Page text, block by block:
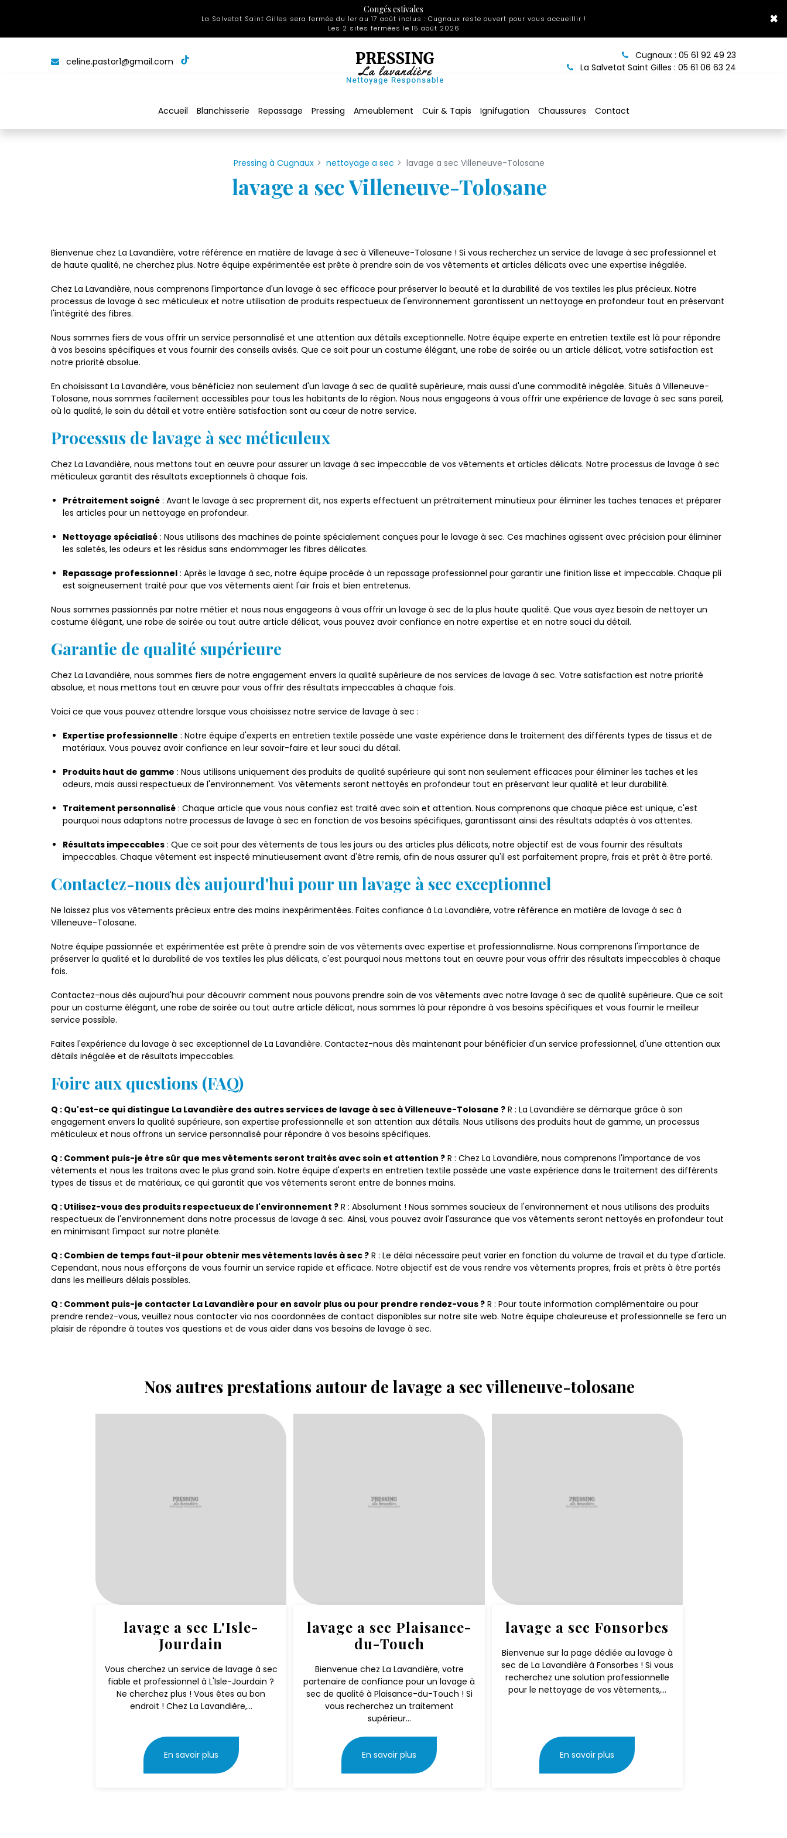
Congés estivales
La Salvetat Saint Gilles sera fermée du 1er au 17 août inclus : Cugnaux reste ouvert pour vous accueillir !
Les 2 sites fermées le 15 août 2026
×
celine.pastor1@gmail.com
Cugnaux : 05 61 92 49 23
La Salvetat Saint Gilles : 05 61 06 63 24
Accueil Blanchisserie Repassage Pressing Ameublement Cuir & Tapis Ignifugation Chaussures Contact
Pressing à Cugnaux nettoyage a sec lavage a sec Villeneuve-Tolosane
lavage a sec Villeneuve-Tolosane
Bienvenue chez La Lavandière, votre référence en matière de lavage à sec à Villeneuve-Tolosane ! Si vous recherchez un service de lavage à sec professionnel et
de haute qualité, ne cherchez plus. Notre équipe expérimentée est prête à prendre soin de vos vêtements et articles délicats avec une expertise inégalée.
Chez La Lavandière, nous comprenons l'importance d'un lavage à sec efficace pour préserver la beauté et la durabilité de vos textiles les plus précieux. Notre
processus de lavage à sec méticuleux et notre utilisation de produits respectueux de l'environnement garantissent un nettoyage en profondeur tout en préservant
l'intégrité des fibres.
Nous sommes fiers de vous offrir un service personnalisé et une attention aux détails exceptionnelle. Notre équipe experte en entretien textile est là pour répondre
à vos besoins spécifiques et vous fournir des conseils avisés. Que ce soit pour un costume élégant, une robe de soirée ou un article délicat, votre satisfaction est
notre priorité absolue.
En choisissant La Lavandière, vous bénéficiez non seulement d'un lavage à sec de qualité supérieure, mais aussi d'une commodité inégalée. Situés à Villeneuve-
Tolosane, nous sommes facilement accessibles pour tous les habitants de la région. Nous nous engageons à vous offrir une expérience de lavage à sec sans pareil,
où la qualité, le soin du détail et votre entière satisfaction sont au cœur de notre service.
Processus de lavage à sec méticuleux
Chez La Lavandière, nous mettons tout en œuvre pour assurer un lavage à sec impeccable de vos vêtements et articles délicats. Notre processus de lavage à sec
méticuleux garantit des résultats exceptionnels à chaque fois.
Prétraitement soigné : Avant le lavage à sec proprement dit, nos experts effectuent un prétraitement minutieux pour éliminer les taches tenaces et préparer
les articles pour un nettoyage en profondeur.
Nettoyage spécialisé : Nous utilisons des machines de pointe spécialement conçues pour le lavage à sec. Ces machines agissent avec précision pour éliminer
les saletés, les odeurs et les résidus sans endommager les fibres délicates.
Repassage professionnel : Après le lavage à sec, notre équipe procède à un repassage professionnel pour garantir une finition lisse et impeccable. Chaque pli
est soigneusement traité pour que vos vêtements aient l'air frais et bien entretenus.
Nous sommes passionnés par notre métier et nous nous engageons à vous offrir un lavage à sec de la plus haute qualité. Que vous ayez besoin de nettoyer un
costume élégant, une robe de soirée ou tout autre article délicat, vous pouvez avoir confiance en notre expertise et en notre souci du détail.
Garantie de qualité supérieure
Chez La Lavandière, nous sommes fiers de notre engagement envers la qualité supérieure de nos services de lavage à sec. Votre satisfaction est notre priorité
absolue, et nous mettons tout en œuvre pour vous offrir des résultats impeccables à chaque fois.
Voici ce que vous pouvez attendre lorsque vous choisissez notre service de lavage à sec :
Expertise professionnelle : Notre équipe d'experts en entretien textile possède une vaste expérience dans le traitement des différents types de tissus et de
matériaux. Vous pouvez avoir confiance en leur savoir-faire et leur souci du détail.
Produits haut de gamme : Nous utilisons uniquement des produits de qualité supérieure qui sont non seulement efficaces pour éliminer les taches et les
odeurs, mais aussi respectueux de l'environnement. Vos vêtements seront nettoyés en profondeur tout en préservant leur qualité et leur durabilité.
Traitement personnalisé : Chaque article que vous nous confiez est traité avec soin et attention. Nous comprenons que chaque pièce est unique, c'est
pourquoi nous adaptons notre processus de lavage à sec en fonction de vos besoins spécifiques, garantissant ainsi des résultats adaptés à vos attentes.
Résultats impeccables : Que ce soit pour des vêtements de tous les jours ou des articles plus délicats, notre objectif est de vous fournir des résultats
impeccables. Chaque vêtement est inspecté minutieusement avant d'être remis, afin de nous assurer qu'il est parfaitement propre, frais et prêt à être porté.
Contactez-nous dès aujourd'hui pour un lavage à sec exceptionnel
Ne laissez plus vos vêtements précieux entre des mains inexpérimentées. Faites confiance à La Lavandière, votre référence en matière de lavage à sec à
Villeneuve-Tolosane.
Notre équipe passionnée et expérimentée est prête à prendre soin de vos vêtements avec expertise et professionnalisme. Nous comprenons l'importance de
préserver la qualité et la durabilité de vos textiles les plus délicats, c'est pourquoi nous mettons tout en œuvre pour vous offrir des résultats impeccables à chaque
fois.
Contactez-nous dès aujourd'hui pour découvrir comment nous pouvons prendre soin de vos vêtements avec notre lavage à sec de qualité supérieure. Que ce soit
pour un costume élégant, une robe de soirée ou tout autre article délicat, nous sommes là pour répondre à vos besoins spécifiques et vous fournir le meilleur
service possible.
Faites l'expérience du lavage à sec exceptionnel de La Lavandière. Contactez-nous dès maintenant pour bénéficier d'un service professionnel, d'une attention aux
détails inégalée et de résultats impeccables.
Foire aux questions (FAQ)
Q : Qu'est-ce qui distingue La Lavandière des autres services de lavage à sec à Villeneuve-Tolosane ? R : La Lavandière se démarque grâce à son
engagement envers la qualité supérieure, son expertise professionnelle et son attention aux détails. Nous utilisons des produits haut de gamme, un processus
méticuleux et nous offrons un service personnalisé pour répondre à vos besoins spécifiques.
Q : Comment puis-je être sûr que mes vêtements seront traités avec soin et attention ? R : Chez La Lavandière, nous comprenons l'importance de vos
vêtements et nous les traitons avec le plus grand soin. Notre équipe d'experts en entretien textile possède une vaste expérience dans le traitement des différents
types de tissus et de matériaux, ce qui garantit que vos vêtements seront entre de bonnes mains.
Q : Utilisez-vous des produits respectueux de l'environnement ? R : Absolument ! Nous sommes soucieux de l'environnement et nous utilisons des produits
respectueux de l'environnement dans notre processus de lavage à sec. Ainsi, vous pouvez avoir l'assurance que vos vêtements seront nettoyés en profondeur tout
en minimisant l'impact sur notre planète.
Q : Combien de temps faut-il pour obtenir mes vêtements lavés à sec ? R : Le délai nécessaire peut varier en fonction du volume de travail et du type d'article.
Cependant, nous nous efforçons de vous fournir un service rapide et efficace. Notre objectif est de vous rendre vos vêtements propres, frais et prêts à être portés
dans les meilleurs délais possibles.
Q : Comment puis-je contacter La Lavandière pour en savoir plus ou pour prendre rendez-vous ? R : Pour toute information complémentaire ou pour
prendre rendez-vous, veuillez nous contacter via nos coordonnées de contact disponibles sur notre site web. Notre équipe chaleureuse et professionnelle se fera un
plaisir de répondre à toutes vos questions et de vous aider dans vos besoins de lavage à sec.
Nos autres prestations autour de lavage a sec villeneuve-tolosane
lavage a sec L'Isle-
Jourdain
Vous cherchez un service de lavage à sec
fiable et professionnel à L'Isle-Jourdain ?
Ne cherchez plus ! Vous êtes au bon
endroit ! Chez La Lavandière,...
En savoir plus
lavage a sec Plaisance-
du-Touch
Bienvenue chez La Lavandière, votre
partenaire de confiance pour un lavage à
sec de qualité à Plaisance-du-Touch ! Si
vous recherchez un traitement
supérieur...
En savoir plus
lavage a sec Fonsorbes
Bienvenue sur la page dédiée au lavage à
sec de La Lavandière à Fonsorbes ! Si vous
recherchez une solution professionnelle
pour le nettoyage de vos vêtements,...
En savoir plus